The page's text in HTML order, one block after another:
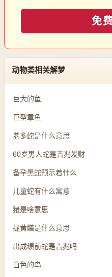
免
动物类相关解梦
巨大的鱼
巨型章鱼
老多蛇是什么意思
60岁男人蛇是吉兆发财
备孕黑蛇预示着什么
儿童蛇有什么寓意
猪是啥意思
捉黄鳝是什么意思
出成绩前蛇是吉兆吗
白色的鸟